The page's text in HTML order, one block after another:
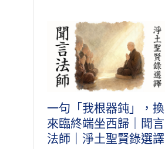
一句「我根器鈍」，換
來臨終端坐西歸｜聞言
法師｜淨土聖賢錄選譯